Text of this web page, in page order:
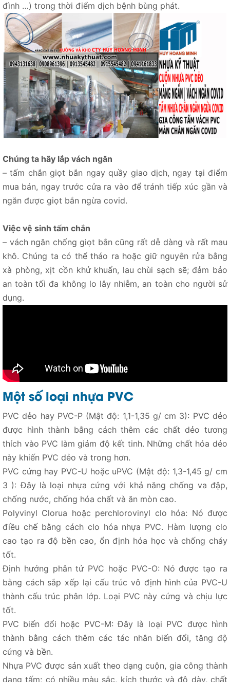
đình …) trong thời điểm dịch bệnh bùng phát.
Chúng ta hãy lắp vách ngăn
– tấm chắn giọt bắn ngay quầy giao dịch, ngay tại điểm
mua bán, ngay trước cửa ra vào để tránh tiếp xúc gần và
ngăn được giọt bắn ngừa covid.
Việc vệ sinh tấm chắn
– vách ngăn chống giọt bắn cũng rất dễ dàng và rất mau
khô. Chúng ta có thể tháo ra hoặc giữ nguyên rửa bằng
xà phòng, xịt cồn khử khuẩn, lau chùi sạch sẽ; đảm bảo
an toàn tối đa không lo lây nhiễm, an toàn cho người sử
dụng.
Một số loại nhựa PVC
PVC dẻo hay PVC-P (Mật độ: 1,1-1,35 g/ cm 3): PVC dẻo
được hình thành bằng cách thêm các chất dẻo tương
thích vào PVC làm giảm độ kết tinh. Những chất hóa dẻo
này khiến PVC dẻo và trong hơn.
PVC cứng hay PVC-U hoặc uPVC (Mật độ: 1,3-1,45 g/ cm
3 ): Đây là loại nhựa cứng với khả năng chống va đập,
chống nước, chống hóa chất và ăn mòn cao.
Polyvinyl Clorua hoặc perchlorovinyl clo hóa: Nó được
điều chế bằng cách clo hóa nhựa PVC. Hàm lượng clo
cao tạo ra độ bền cao, ổn định hóa học và chống cháy
tốt.
Định hướng phân tử PVC hoặc PVC-O: Nó được tạo ra
bằng cách sắp xếp lại cấu trúc vô định hình của PVC-U
thành cấu trúc phân lớp. Loại PVC này cứng và chịu lực
tốt.
PVC biến đổi hoặc PVC-M: Đây là loại PVC được hình
thành bằng cách thêm các tác nhân biến đổi, tăng độ
cứng và bền.
Nhựa PVC được sản xuất theo dạng cuộn, gia công thành
dạng tấm; có nhiều màu sắc, kích thước và độ dày, chất